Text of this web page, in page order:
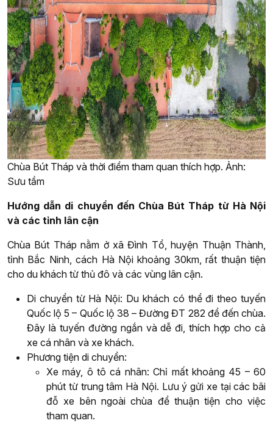
Chùa Bút Tháp và thời điểm tham quan thích hợp. Ảnh:
Sưu tầm
Hướng dẫn di chuyển đến Chùa Bút Tháp từ Hà Nội
và các tỉnh lân cận
Chùa Bút Tháp nằm ở xã Đình Tổ, huyện Thuận Thành,
tỉnh Bắc Ninh, cách Hà Nội khoảng 30km, rất thuận tiện
cho du khách từ thủ đô và các vùng lân cận.
Di chuyển từ Hà Nội: Du khách có thể đi theo tuyến
Quốc lộ 5 – Quốc lộ 38 – Đường ĐT 282 để đến chùa.
Đây là tuyến đường ngắn và dễ đi, thích hợp cho cả
xe cá nhân và xe khách.
Phương tiện di chuyển:
Xe máy, ô tô cá nhân: Chỉ mất khoảng 45 – 60
phút từ trung tâm Hà Nội. Lưu ý gửi xe tại các bãi
đỗ xe bên ngoài chùa để thuận tiện cho việc
tham quan.